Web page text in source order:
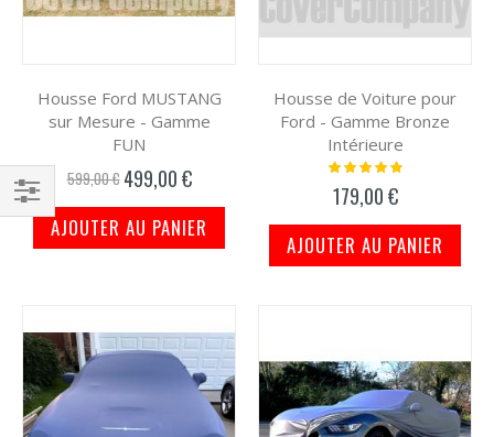
Housse Ford MUSTANG
sur Mesure - Gamme
FUN
599,00 € Prix
spécial
499,00 €
AJOUTER AU PANIER
Housse de Voiture pour
Ford - Gamme Bronze
Intérieure
Notation:
179,00 €
AJOUTER AU PANIER
Filtrer
par